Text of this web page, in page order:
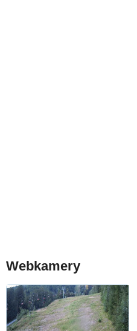
Webkamery